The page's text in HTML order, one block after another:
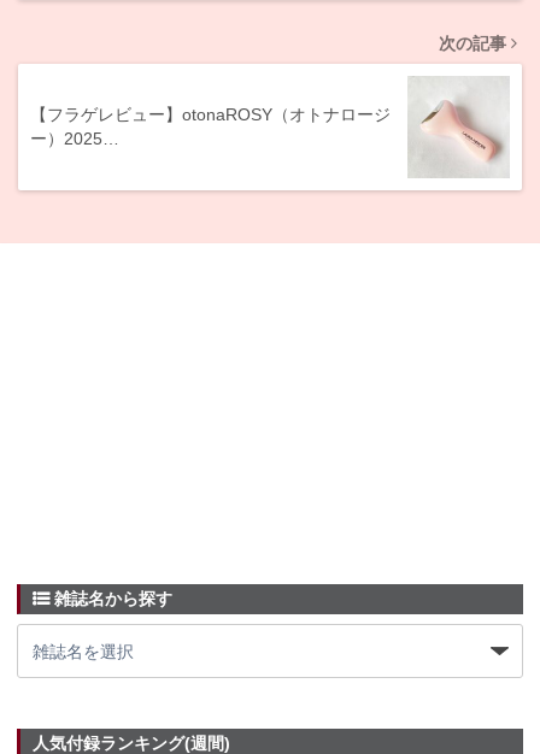
次の記事
【フラゲレビュー】otonaROSY（オトナロージ
ー）2025…
雑誌名から探す
人気付録ランキング(週間)